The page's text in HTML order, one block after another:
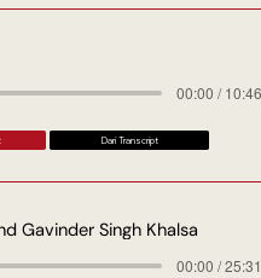
00:00 / 10:46
Dari Transcript
Gavinder Singh Khalsa
00:00 / 25:31